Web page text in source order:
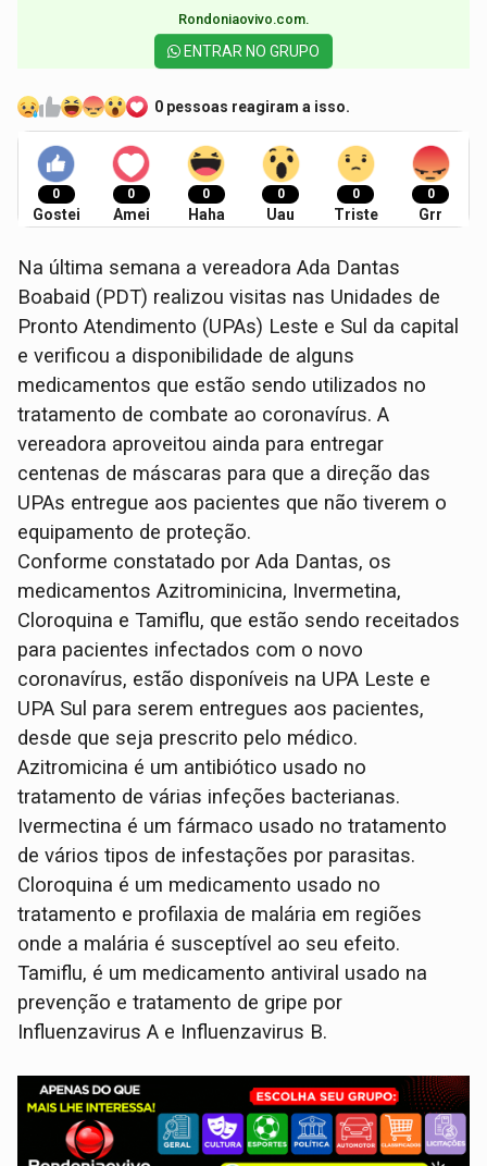
Rondoniaovivo.com.​
ENTRAR NO GRUPO
0 pessoas reagiram a isso.
0
Gostei
0
Amei
0
Haha
0
Uau
0
Triste
0
Grr
Na última semana a vereadora Ada Dantas
Boabaid (PDT) realizou visitas nas Unidades de
Pronto Atendimento (UPAs) Leste e Sul da capital
e verificou a disponibilidade de alguns
medicamentos que estão sendo utilizados no
tratamento de combate ao coronavírus. A
vereadora aproveitou ainda para entregar
centenas de máscaras para que a direção das
UPAs entregue aos pacientes que não tiverem o
equipamento de proteção.
Conforme constatado por Ada Dantas, os
medicamentos Azitrominicina, Invermetina,
Cloroquina e Tamiflu, que estão sendo receitados
para pacientes infectados com o novo
coronavírus, estão disponíveis na UPA Leste e
UPA Sul para serem entregues aos pacientes,
desde que seja prescrito pelo médico.
Azitromicina é um antibiótico usado no
tratamento de várias infeções bacterianas.
Ivermectina é um fármaco usado no tratamento
de vários tipos de infestações por parasitas.
Cloroquina é um medicamento usado no
tratamento e profilaxia de malária em regiões
onde a malária é susceptível ao seu efeito.
Tamiflu, é um medicamento antiviral usado na
prevenção e tratamento de gripe por
Influenzavirus A e Influenzavirus B.